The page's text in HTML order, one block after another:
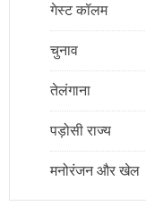
गेस्ट कॉलम
चुनाव
तेलंगाना
पड़ोसी राज्य
मनोरंजन और खेल